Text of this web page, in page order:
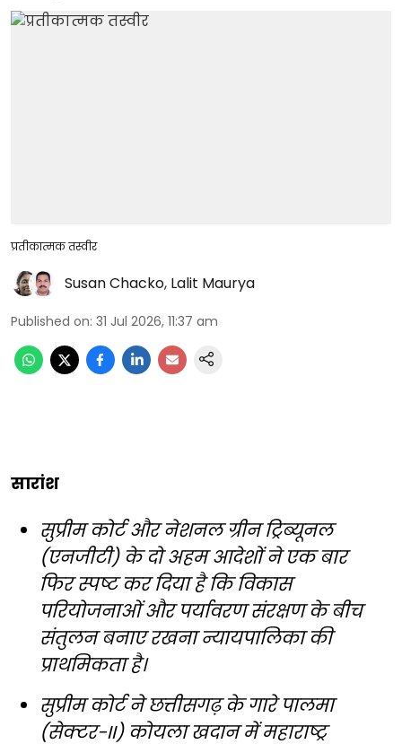
प्रतीकात्मक तस्वीर
Susan Chacko, Lalit Maurya
Published on: 31 Jul 2026, 11:37 am
सारांश
सुप्रीम कोर्ट और नेशनल ग्रीन ट्रिब्यूनल
(एनजीटी) के दो अहम आदेशों ने एक बार
फिर स्पष्ट कर दिया है कि विकास
परियोजनाओं और पर्यावरण संरक्षण के बीच
संतुलन बनाए रखना न्यायपालिका की
प्राथमिकता है।
सुप्रीम कोर्ट ने छत्तीसगढ़ के गारे पालमा
(सेक्टर-II) कोयला खदान में महाराष्ट्र